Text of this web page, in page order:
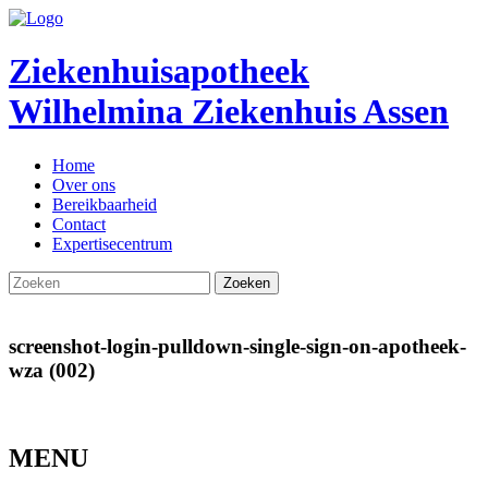
Ziekenhuisapotheek
Wilhelmina Ziekenhuis Assen
Home
Over ons
Bereikbaarheid
Contact
Expertisecentrum
screenshot-login-pulldown-single-sign-on-apotheek-
wza (002)
MENU